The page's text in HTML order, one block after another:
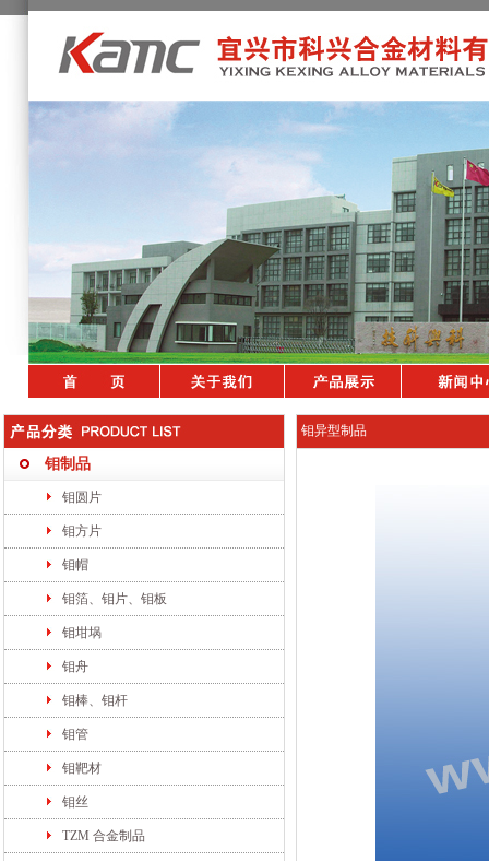
钼制品
钼圆片
钼方片
钼帽
钼箔、钼片、钼板
钼坩埚
钼舟
钼棒、钼杆
钼管
钼靶材
钼丝
TZM 合金制品
钼异型制品